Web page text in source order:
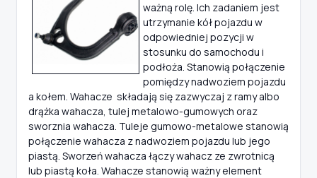
ważną rolę. Ich zadaniem jest
utrzymanie kół pojazdu w
odpowiedniej pozycji w
stosunku do samochodu i
podłoża. Stanowią połączenie
pomiędzy nadwoziem pojazdu
a kołem. Wahacze składają się zazwyczaj z ramy albo
drążka wahacza, tulej metalowo-gumowych oraz
sworznia wahacza. Tuleje gumowo-metalowe stanowią
połączenie wahacza z nadwoziem pojazdu lub jego
piastą. Sworzeń wahacza łączy wahacz ze zwrotnicą
lub piastą koła. Wahacze stanowią ważny element